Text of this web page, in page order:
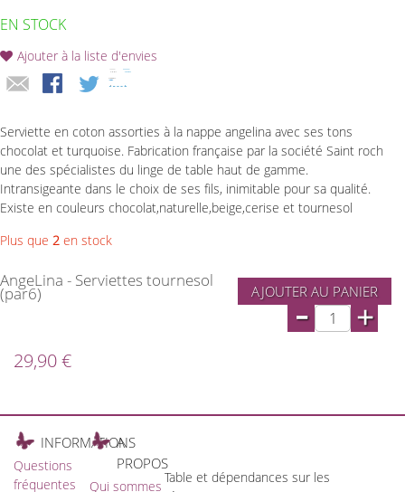
EN STOCK
Ajouter à la liste d'envies
Serviette en coton assorties à la nappe angelina avec ses tons
chocolat et turquoise. Fabrication française par la société Saint roch
une des spécialistes du linge de table haut de gamme.
Intransigeante dans le choix de ses fils, inimitable pour sa qualité.
Existe en couleurs chocolat,naturelle,beige,cerise et tournesol
Plus que 2 en stock
AngeLina - Serviettes tournesol
(par6) AJOUTER AU PANIER
- +
29,90 €
INFORMATIONS
Questions
fréquentes
A
PROPOS
Qui sommes
Table et dépendances sur les